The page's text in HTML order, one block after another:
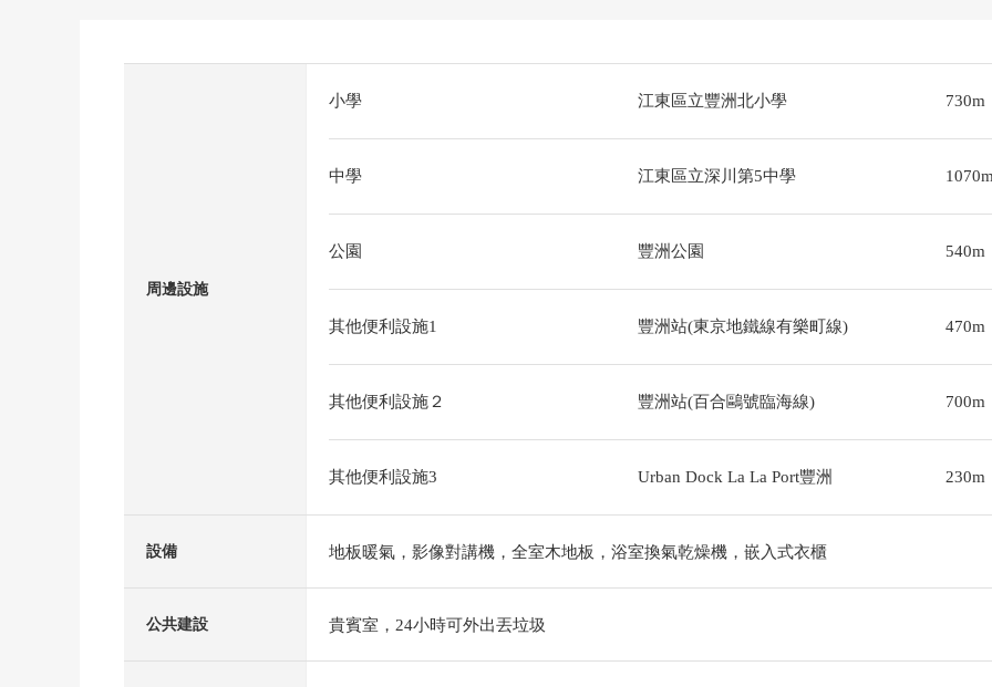
周邊設施
小學 江東區立豐洲北小學 730m
中學 江東區立深川第5中學
公園 豐洲公園 540m
其他便利設施1 豐洲站(東京地鐵線有樂町線) 470m
其他便利設施２ 豐洲站(百合鷗號臨海線) 700m
其他便利設施3 Urban Dock La La Port豐洲 230m
設備 地板暖氣，影像對講機，全室木地板，浴室換氣乾燥機，嵌入式衣櫃
公共建設 貴賓室，24小時可外出丟垃圾